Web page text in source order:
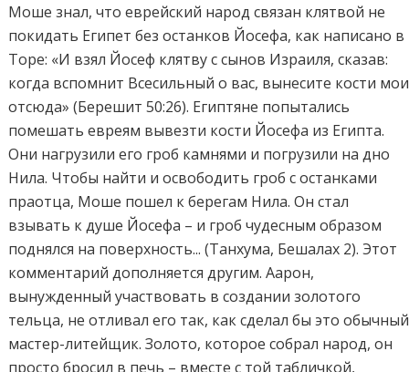
Моше знал, что еврейский народ связан клятвой не
покидать Египет без останков Йосефа, как написано в
Торе: «И взял Йосеф клятву с сынов Израиля, сказав:
когда вспомнит Всесильный о вас, вынесите кости мои
отсюда» (Берешит 50:26). Египтяне попытались
помешать евреям вывезти кости Йосефа из Египта.
Они нагрузили его гроб камнями и погрузили на дно
Нила. Чтобы найти и освободить гроб с останками
праотца, Моше пошел к берегам Нила. Он стал
взывать к душе Йосефа – и гроб чудесным образом
поднялся на поверхность... (Танхума, Бешалах 2). Этот
комментарий дополняется другим. Аарон,
вынужденный участвовать в создании золотого
тельца, не отливал его так, как сделал бы это обычный
мастер-литейщик. Золото, которое собрал народ, он
просто бросил в печь – вместе с той табличкой,